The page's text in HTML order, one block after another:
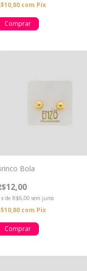
com Pix
Bola
xde R$6,00 sem juros
com Pix